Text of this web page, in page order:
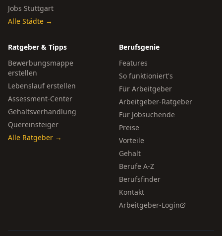
Jobs Stuttgart
Alle Städte →
Ratgeber & Tipps
Bewerbungsmappe
erstellen
Lebenslauf erstellen
Assessment-Center
Gehaltsverhandlung
Quereinsteiger
Alle Ratgeber →
Berufsgenie
Features
So funktioniert's
Für Arbeitgeber
Arbeitgeber-Ratgeber
Für Jobsuchende
Preise
Vorteile
Gehalt
Berufe A-Z
Berufsfinder
Kontakt
Arbeitgeber-Login